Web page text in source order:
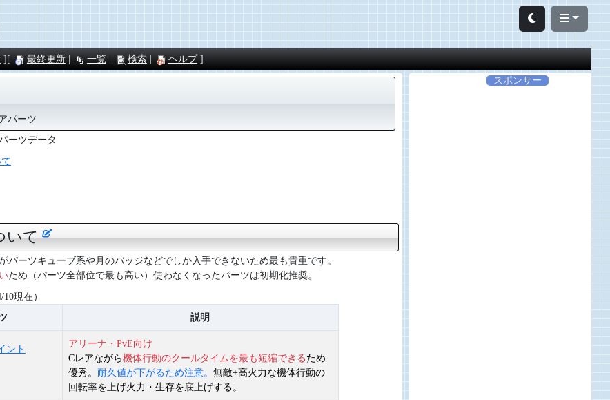
最終更新 一覧 検索 ヘルプ
パーツ
ーツデータ
いて
パーツキューブ系や月のバッジなどでしか入手できないため最も貴重です。
ため（パーツ全部位で最も高い）使わなくなったパーツは初期化推奨。
現在）
説明
ント
アリーナ・PvE向け
Cレアながら機体行動のクールタイムを最も短縮できる ため
優秀。 耐久値が下がるため注意。 無敵+高火力な機体行動の
回転率を上げ火力・生存を底上げする。
スポンサー